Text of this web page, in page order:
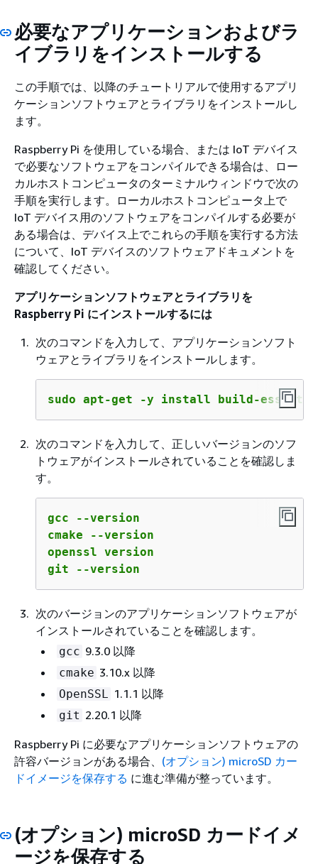
必要なアプリケーションおよびラ
イブラリをインストールする
この手順では、以降のチュートリアルで使用するアプリ
ケーションソフトウェアとライブラリをインストールし
ます。
Raspberry Pi を使用している場合、または IoT デバイス
で必要なソフトウェアをコンパイルできる場合は、ロー
カルホストコンピュータのターミナルウィンドウで次の
手順を実行します。ローカルホストコンピュータ上で
IoT デバイス用のソフトウェアをコンパイルする必要が
ある場合は、デバイス上でこれらの手順を実行する方法
について、IoT デバイスのソフトウェアドキュメントを
確認してください。
アプリケーションソフトウェアとライブラリを
Raspberry Pi にインストールするには
次のコマンドを入力して、アプリケーションソフト
ウェアとライブラリをインストールします。
sudo apt-get -y install build-
次のコマンドを入力して、正しいバージョンのソフ
トウェアがインストールされていることを確認しま
す。
gcc --version
cmake --version
openssl version
git --version
次のバージョンのアプリケーションソフトウェアが
インストールされていることを確認します。
gcc 9.3.0 以降
cmake 3.10.x 以降
OpenSSL 1.1.1 以降
git 2.20.1 以降
Raspberry Pi に必要なアプリケーションソフトウェアの
許容バージョンがある場合、 (オプション) microSD カー
ドイメージを保存する に進む準備が整っています。
(オプション) microSD カードイメ
ージを保存する